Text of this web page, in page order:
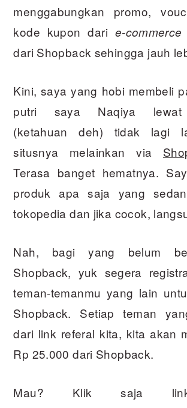
menggabungkan promo,
kode kupon dari e-commerce
dari Shopback sehingga jauh
Kini, saya yang hobi membeli
putri saya Naqiya lewat
(ketahuan deh) tidak lagi
situsnya melainkan via
Terasa banget hematnya.
produk apa saja yang
tokopedia dan jika cocok,
Nah, bagi yang belum
Shopback, yuk segera
teman-temanmu yang lain
Shopback. Setiap teman
dari link referal kita, kita akan
Rp 25.000 dari Shopback.
Mau? Klik saja